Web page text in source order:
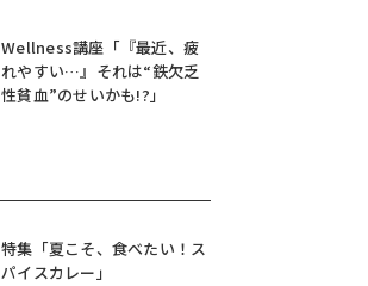
Wellness講座「『最近、疲
れやすい…』それは“鉄欠乏
性貧血”のせいかも!?」
特集「夏こそ、食べたい！ス
パイスカレー」